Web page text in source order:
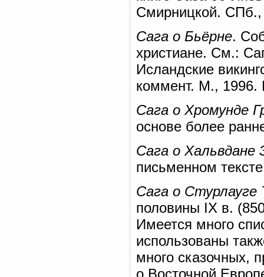
Смирницкой.
Сага о Бьёрне.
христиане. См.:
Исландские
коммент. М.,
Сага о Хромунде
основе более
Сага о Хальвдане
письменном
Сага о Стурлауге
половины IX в.
Имеется много
использованы
много сказочных,
о Восточной